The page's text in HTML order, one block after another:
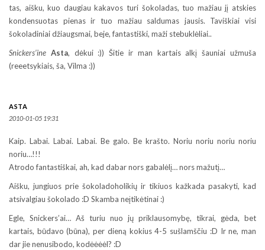
tas, aišku, kuo daugiau kakavos turi šokoladas, tuo mažiau jį atskies
kondensuotas pienas ir tuo mažiau saldumas jausis. Taviškiai visi
šokoladiniai džiaugsmai, beje, fantastiški, maži stebuklėliai..
Snickers’ine Asta, dėkui :)) Šitie ir man kartais alkį šauniai užmuša
(reeetsykiais, ša, Vilma :))
ASTA
2010-01-05 19:31
Kaip. Labai. Labai. Labai. Be galo. Be krašto. Noriu noriu noriu noriu
noriu…!!!
Atrodo fantastiškai, ah, kad dabar nors gabalėlį… nors mažutį…
Aišku, jungiuos prie šokoladoholikių ir tikiuos kažkada pasakyti, kad
atsivalgiau šokolado :D Skamba neįtikėtinai :)
Egle, Snickers’ai… Aš turiu nuo jų priklausomybę, tikrai, gėda, bet
kartais, būdavo (būna), per dieną kokius 4-5 sušlamščiu :D Ir ne, man
dar jie nenusibodo, kodėėėėl? :D